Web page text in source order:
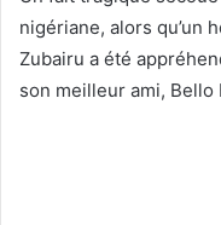
nigériane, alors qu’un
Zubairu a été
son meilleur ami, Bello